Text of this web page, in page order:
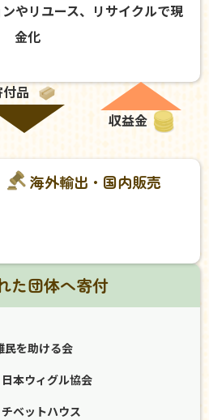
やリユース、リサイクルで現
金化
品
収益金
海外輸出・国内販売
た団体へ寄付
を助ける会
本ウィグル協会
ベットハウス